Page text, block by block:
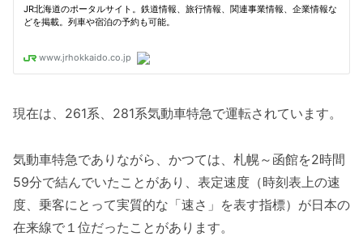
現在は、261系、281系気動車特急で運転されています。
気動車特急でありながら、かつては、札幌～函館を2時間
59分で結んでいたことがあり、表定速度（時刻表上の速
度、乗客にとって実質的な「速さ」を表す指標）が日本の
在来線で１位だったことがあります。